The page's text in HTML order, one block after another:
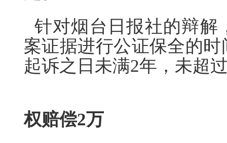
针对烟台日报社的辩解
案证据进行公证保全的时
起诉之日未满2年，未超
权赔偿2万